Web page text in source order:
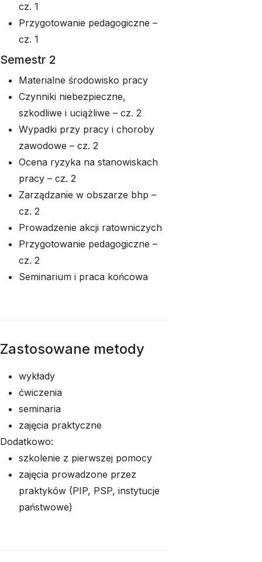
cz. 1
Przygotowanie pedagogiczne –
cz. 1
Semestr 2
Materialne środowisko pracy
Czynniki niebezpieczne,
szkodliwe i uciążliwe – cz. 2
Wypadki przy pracy i choroby
zawodowe – cz. 2
Ocena ryzyka na stanowiskach
pracy – cz. 2
Zarządzanie w obszarze bhp –
cz. 2
Prowadzenie akcji ratowniczych
Przygotowanie pedagogiczne –
cz. 2
Seminarium i praca końcowa
Zastosowane metody
wykłady
ćwiczenia
seminaria
zajęcia praktyczne
Dodatkowo:
szkolenie z pierwszej pomocy
zajęcia prowadzone przez
praktyków (PIP, PSP, instytucje
państwowe)